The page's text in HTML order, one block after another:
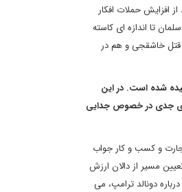
افزایش حملات افکار
تا اندازه ای کاسته
قتل خاشقجی و هم در
شده است. در این
جدی در خصوص جدایی
و کسب و کار جواب
مسیر از دالان ارزش
دونالد ترامپ، می